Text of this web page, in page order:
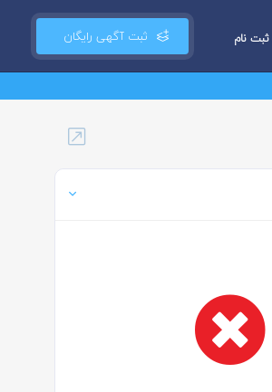
ثبت آگهی رایگان نام